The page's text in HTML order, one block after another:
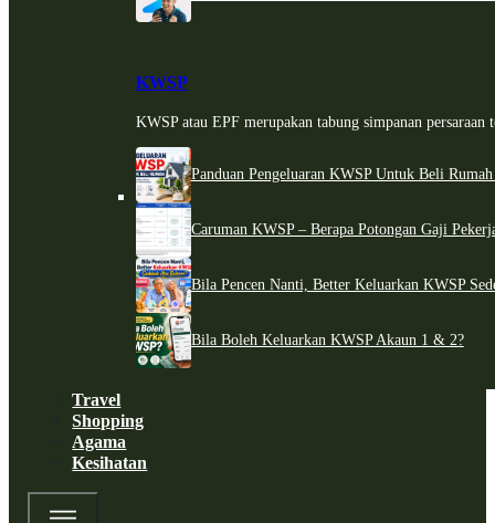
KWSP
KWSP atau EPF merupakan tabung simpanan persaraan
Panduan Pengeluaran KWSP Untuk Beli
Caruman KWSP – Berapa Potongan Gaji
Bila Pencen Nanti, Better Keluarkan KWSP
Bila Boleh Keluarkan KWSP Akaun 1 & 2?
Travel
Shopping
Agama
Kesihatan